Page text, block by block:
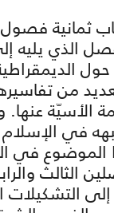
ثمانية
الذي يليه
حول
من
الأسيّة عنها.
في
في
الثالث
إلى التشكيلات